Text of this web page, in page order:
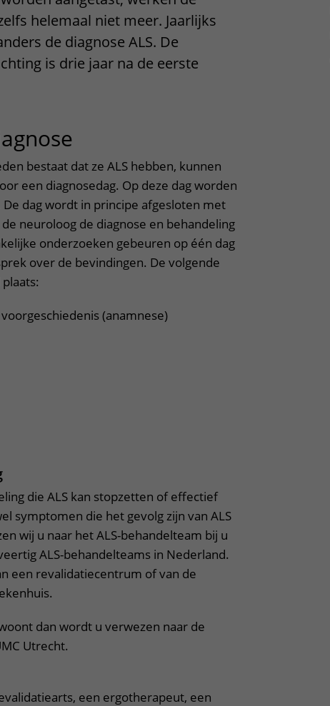
Contact met verpleegafdeling
Het Wilhelmina
Kinderziekenhuis
helemaal niet meer. Jaarlijks
de diagnose ALS. De
is drie jaar na de eerste
bestaat dat ze ALS hebben, kunnen
een diagnosedag. Op deze dag worden
dag wordt in principe afgesloten met
neuroloog de diagnose en behandeling
onderzoeken gebeuren op één dag
over de bevindingen. De volgende
(anamnese)
die ALS kan stopzetten of effectief
symptomen die het gevolg zijn van ALS
wij u naar het ALS-behandelteam bij u
ALS-behandelteams in Nederland.
een revalidatiecentrum of van de
dan wordt u verwezen naar de
Utrecht.
een ergotherapeut, een